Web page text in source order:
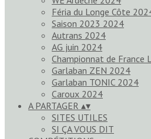
Féria du Longe Côte
Saison 2023 2024
Autrans 2024
AG juin 2024
Championnat de France
Garlaban ZEN 2024
Garlaban TONIC 2024
Caroux 2024
A PARTAGER ▴▾
SITES UTILES
SI ÇA VOUS DIT